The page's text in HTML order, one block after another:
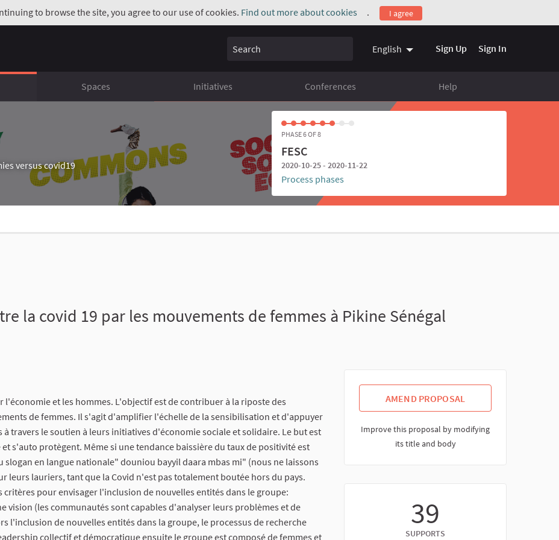
to browse the site, you agree to our use of cookies. Find out more about cookies
(External link)
. I agree
Search English Sign Up Sign In
Spaces Initiatives Conferences Help
versus covid19
PHASE 6 OF 8
FESC
2020-10-25 - 2020-11-22
Process phases
la covid 19 par les mouvements de femmes à Pikine Sénégal
l'économie et les hommes. L'objectif est de contribuer à la riposte des
de femmes. Il s'agit d'amplifier l'échelle de la sensibilisation et d'appuyer
travers le soutien à leurs initiatives d'économie sociale et solidaire. Le but est
s'auto protègent. Même si une tendance baissière du taux de positivité est
slogan en langue nationale" douniou bayyil daara mbas mi" (nous ne laissons
leurs lauriers, tant que la Covid n'est pas totalement boutée hors du pays.
pour envisager l'inclusion de nouvelles entités dans le groupe:
vision (les communautés sont capables d'analyser leurs problèmes et de
l'inclusion de nouvelles entités dans la groupe, le processus de recherche
collectif et démocratique ensuite le groupe est composé de femmes et
AMEND PROPOSAL
Improve this proposal by modifying
its title and body
39
SUPPORTS